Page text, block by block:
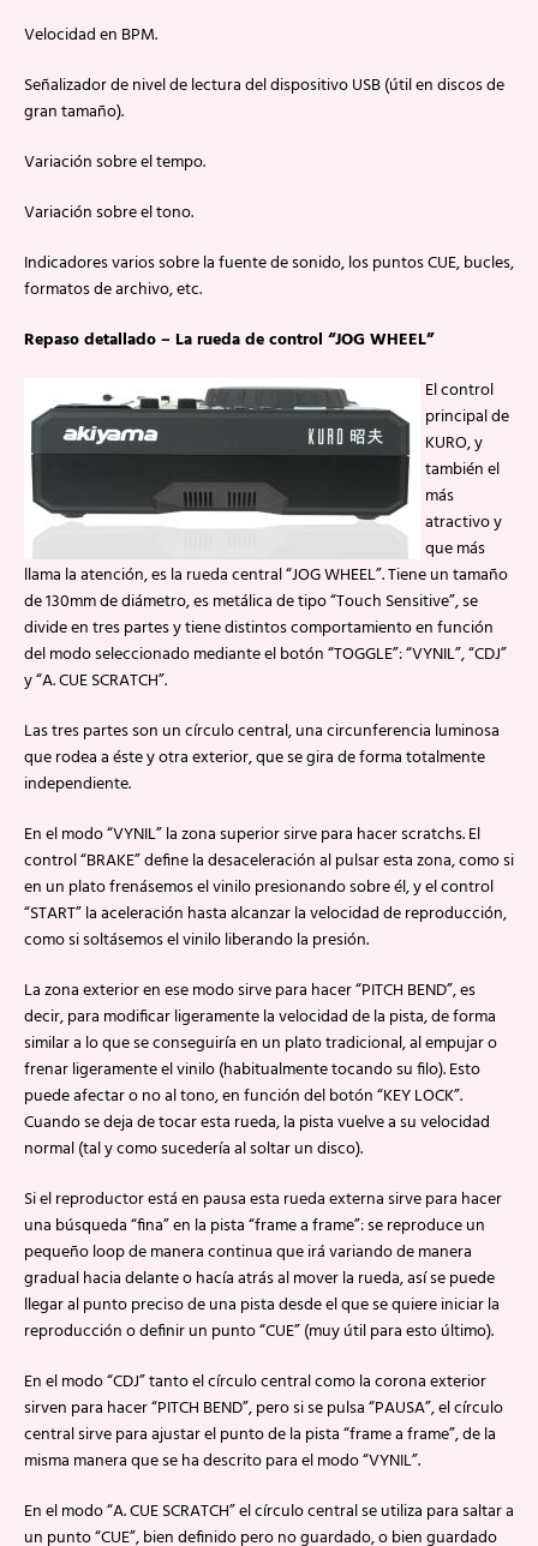
Velocidad en BPM.
Señalizador de nivel de lectura del dispositivo USB (útil en discos de
gran tamaño).
Variación sobre el tempo.
Variación sobre el tono.
Indicadores varios sobre la fuente de sonido, los puntos CUE, bucles,
formatos de archivo, etc.
Repaso detallado – La rueda de control “JOG WHEEL”
El control
principal de
KURO, y
también el
más
atractivo y
que más
llama la atención, es la rueda central “JOG WHEEL”. Tiene un tamaño
de 130mm de diámetro, es metálica de tipo “Touch Sensitive”, se
divide en tres partes y tiene distintos comportamiento en función
del modo seleccionado mediante el botón “TOGGLE”: “VYNIL”, “CDJ”
y “A. CUE SCRATCH”.
Las tres partes son un círculo central, una circunferencia luminosa
que rodea a éste y otra exterior, que se gira de forma totalmente
independiente.
En el modo “VYNIL” la zona superior sirve para hacer scratchs. El
control “BRAKE” define la desaceleración al pulsar esta zona, como si
en un plato frenásemos el vinilo presionando sobre él, y el control
“START” la aceleración hasta alcanzar la velocidad de reproducción,
como si soltásemos el vinilo liberando la presión.
La zona exterior en ese modo sirve para hacer “PITCH BEND”, es
decir, para modificar ligeramente la velocidad de la pista, de forma
similar a lo que se conseguiría en un plato tradicional, al empujar o
frenar ligeramente el vinilo (habitualmente tocando su filo). Esto
puede afectar o no al tono, en función del botón “KEY LOCK”.
Cuando se deja de tocar esta rueda, la pista vuelve a su velocidad
normal (tal y como sucedería al soltar un disco).
Si el reproductor está en pausa esta rueda externa sirve para hacer
una búsqueda “fina” en la pista “frame a frame”: se reproduce un
pequeño loop de manera continua que irá variando de manera
gradual hacia delante o hacía atrás al mover la rueda, así se puede
llegar al punto preciso de una pista desde el que se quiere iniciar la
reproducción o definir un punto “CUE” (muy útil para esto último).
En el modo “CDJ” tanto el círculo central como la corona exterior
sirven para hacer “PITCH BEND”, pero si se pulsa “PAUSA”, el círculo
central sirve para ajustar el punto de la pista “frame a frame”, de la
misma manera que se ha descrito para el modo “VYNIL”.
En el modo “A. CUE SCRATCH” el círculo central se utiliza para saltar a
un punto “CUE”, bien definido pero no guardado, o bien guardado